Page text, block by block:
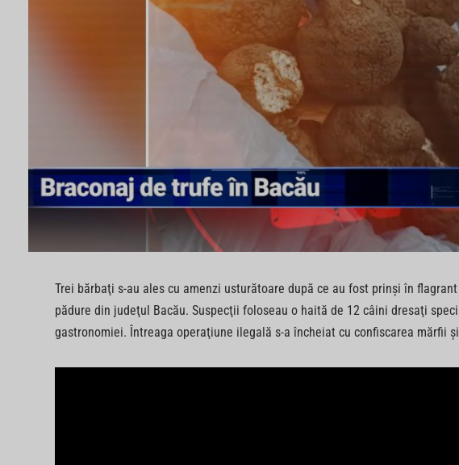
Trei bărbaţi s-au ales cu amenzi usturătoare după ce au fost prinşi în
pădure din judeţul Bacău. Suspecţii foloseau o haită de 12 câini dresaţi
gastronomiei. Întreaga operaţiune ilegală s-a încheiat cu confiscarea mărfii